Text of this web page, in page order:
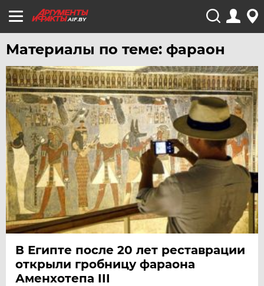
AIF.BY
Материалы по теме: фараон
В Египте после 20 лет реставрации
открыли гробницу фараона
Аменхотепа III